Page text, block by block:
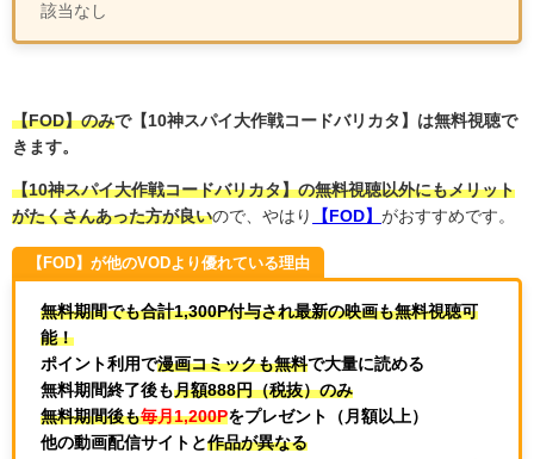
該当なし
【FOD】のみで【10神スパイ大作戦コードバリカタ】は無料視聴で
きます。
【10神スパイ大作戦コードバリカタ】の無料視聴以外にもメリット
がたくさんあった方が良いので、やはり 【FOD】 がおすすめです。
【FOD】が他のVODより優れている理由
無料期間でも合計1,300P付与され最新の映画も無料視聴可
能！
ポイント利用で漫画コミックも無料で大量に読める
無料期間終了後も月額888円（税抜）のみ
無料期間後も毎月1,200Pをプレゼント（月額以上）
他の動画配信サイトと作品が異なる